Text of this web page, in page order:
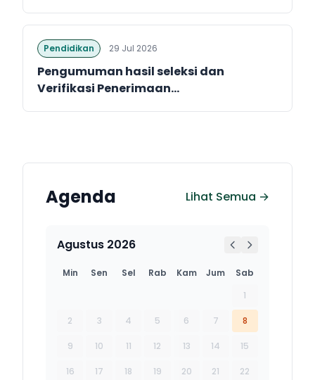
Pendidikan 29 Jul 2026
Pengumuman hasil seleksi dan
Verifikasi Penerimaan...
Agenda Lihat Semua →
Agustus 2026
Min Sen Sel Rab Kam Jum
Sab
1
2 3 4 5 6 7 8
9 10 11 12 13 14 15
16 17 18 19 20 21 22